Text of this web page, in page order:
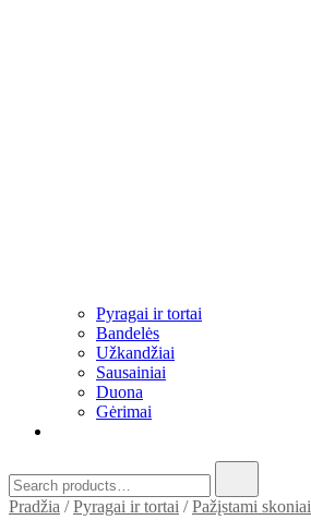
Pyragai ir tortai
Bandelės
Užkandžiai​
Sausainiai
Duona
Gėrimai
for:
Pradžia /Pyragai ir tortai /Pažįstami skoniai